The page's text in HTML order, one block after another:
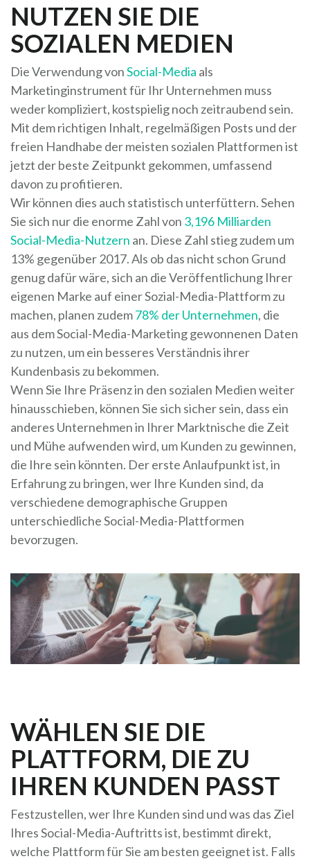
NUTZEN SIE DIE
SOZIALEN MEDIEN
Die Verwendung vonSocial-Media als
Marketinginstrument für Ihr Unternehmen muss
weder kompliziert, kostspielig noch zeitraubend sein.
Mit dem richtigen Inhalt, regelmäßigen Posts und der
freien Handhabe der meisten sozialen Plattformen ist
jetzt der beste Zeitpunkt gekommen, umfassend
davon zu profitieren.
Wir können dies auch statistisch unterfüttern. Sehen
Sie sich nur die enorme Zahl von 3,196 Milliarden
Social-Media-Nutzern an. Diese Zahl stieg zudem um
13% gegenüber 2017. Als ob das nicht schon Grund
genug dafür wäre, sich an die Veröffentlichung Ihrer
eigenen Marke auf einer Sozial-Media-Plattform zu
machen, planen zudem78% der Unternehmen, die
aus dem Social-Media-Marketing gewonnenen Daten
zu nutzen, um ein besseres Verständnis ihrer
Kundenbasis zu bekommen.
Wenn Sie Ihre Präsenz in den sozialen Medien weiter
hinausschieben, können Sie sich sicher sein, dass ein
anderes Unternehmen in Ihrer Marktnische die Zeit
und Mühe aufwenden wird, um Kunden zu gewinnen,
die Ihre sein könnten. Der erste Anlaufpunkt ist, in
Erfahrung zu bringen, wer Ihre Kunden sind, da
verschiedene demographische Gruppen
unterschiedliche Social-Media-Plattformen
bevorzugen.
WÄHLEN SIE DIE
PLATTFORM, DIE ZU
IHREN KUNDEN PASST
Festzustellen, wer Ihre Kunden sind und was das Ziel
Ihres Social-Media-Auftritts ist, bestimmt direkt,
welche Plattform für Sie am besten geeignet ist. Falls